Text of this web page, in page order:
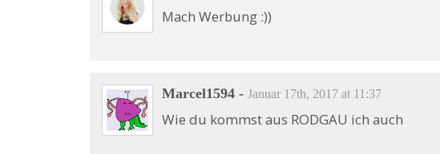
Mach Werbung :))
Marcel1594 - Januar 17th, 2017 at 11:37
Wie du kommst aus RODGAU ich auch